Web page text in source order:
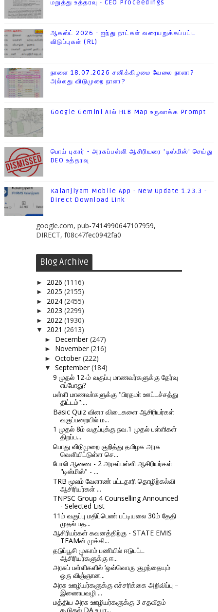
மறுத்து உத்தரவு - CEO Proceedings
ஆகஸ்ட் 2026 - ஐந்து நாட்கள் வரையறுக்கப்பட்ட
விடுப்புகள் (RL)
நாளை 18.07.2026 சனிக்கிழமை வேலை நாளா?
அல்லது விடுமுறை நாளா?
Google Gemini AIல் HLB Map உருவாக்க Prompt
பொய் புகார் - அரசுப்பள்ளி ஆசிரியரை 'டிஸ்மிஸ்' செய்து
DEO உத்தரவு
Kalanjiyam Mobile App - New Update 1.23.3 -
Direct Download Link
google.com, pub-7414990647107959,
DIRECT, f08c47fec0942fa0
Blog Archive
► 2026 (1116)
► 2025 (2155)
► 2024 (2455)
► 2023 (2299)
► 2022 (1930)
▼ 2021 (2613)
► December(247)
► November(216)
► October(222)
▼ September(184)
9 முதல் 12-ம் வகுப்பு மாணவர்களுக்கு தேர்வு
எப்போது?
பள்ளி மாணவா்களுக்கு "பிரதமா் ஊட்டச்சத்து
திட்டம்":...
Basic Quiz வினா விடைகளை ஆசிரியர்கள்
வகுப்பறையில் ம...
1 முதல் 8ம் வகுப்புக்கு நவ.1 முதல் பள்ளிகள்
திறப்ப...
பொது விடுமுறை குறித்து தமிழக அரசு
வெளியிட்டுள்ள செ...
போலி ஆணை - 2 அரசுப்பள்ளி ஆசிரியர்கள்
"டிஸ்மிஸ்" - ...
TRB மூலம் வேளாண் பட்டதாரி தொழிற்கல்வி
ஆசிரியர்கள் ...
TNPSC Group 4 Counselling Announced
- Selected List
11ம் வகுப்பு மதிப்பெண் பட்டியலை 30ம் தேதி
முதல் பத...
ஆசிரியர்கள் கவனத்திற்கு - STATE EMIS
TEAMன் முக்கி...
தடுப்பூசி முகாம் பணியில் ஈடுபட்ட
ஆசிரியர்களுக்கு ஈ...
அரசுப் பள்ளிகளில் ‘ஒவ்வொரு குழந்தையும்
ஒரு விஞ்ஞான...
அரசு ஊழியர்களுக்கு எச்சரிக்கை அறிவிப்பு –
இணையவழி ...
மத்திய அரசு ஊழியர்களுக்கு 3 சதவீதம்
கூடுதல் DA உயர...